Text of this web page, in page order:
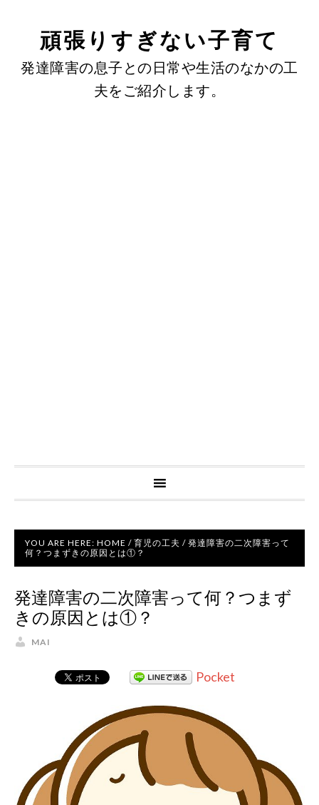
頑張りすぎない子育て
発達障害の息子との日常や生活のなかの工
夫をご紹介します。
YOU ARE HERE: HOME / 育児の工夫 / 発達障害の二次障害って
何？つまずきの原因とは①？
発達障害の二次障害って何？つまず
きの原因とは①？
MAI
Pocket